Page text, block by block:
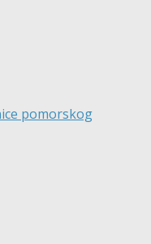
pomorskog